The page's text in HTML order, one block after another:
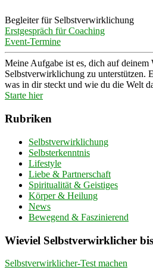
Begleiter für Selbstverwirklichung
Erstgespräch für Coaching
Event-Termine
Meine Aufgabe ist es, dich auf deinem
Selbstverwirklichung zu unterstützen.
was in dir steckt und wie du die Welt
Starte hier
Rubriken
Selbstverwirklichung
Selbsterkenntnis
Lifestyle
Liebe & Partnerschaft
Spiritualität & Geistiges
Körper & Heilung
News
Bewegend & Faszinierend
Wieviel Selbstverwirklicher
Selbstverwirklicher-Test machen